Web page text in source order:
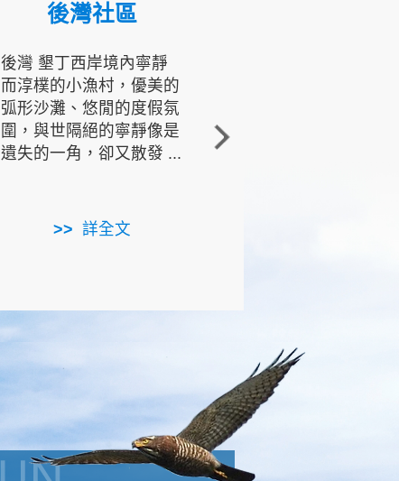
後灣社區
後灣 墾丁西岸境內寧靜
而淳樸的小漁村，優美的
弧形沙灘、悠閒的度假氛
圍，與世隔絕的寧靜像是
遺失的一角，卻又散發 ...
詳全文
角的端點，冬季海浪拍打
著礁岸，旺盛的侵蝕作